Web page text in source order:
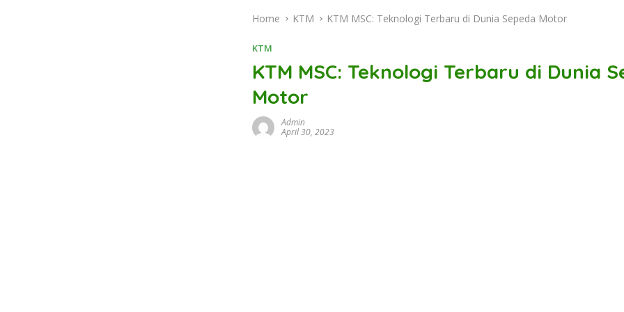
Home KTM KTM MSC: Teknologi Terbaru di Dunia Sepeda Motor
KTM
KTM MSC: Teknologi Terbaru di Dunia
Motor
Admin
April 30, 2023